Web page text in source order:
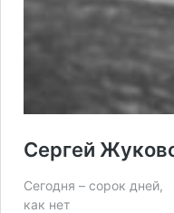
Сергей
Сегодня – сорок дней,
как нет